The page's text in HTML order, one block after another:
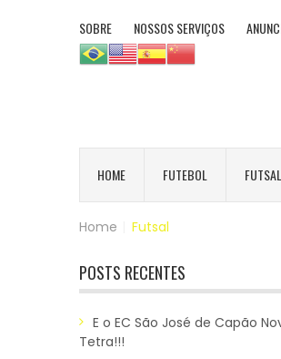
SOBRE NOSSOS SERVIÇOS
HOME FUTEBOL FUTSAL
Home Futsal
POSTS RECENTES
E o EC São José de Capão
Tetra!!!